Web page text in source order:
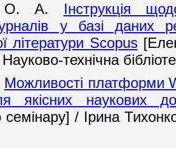
О. А. Інструкція
у базі даних
літератури Scopus
технічна
Можливості платформи
якісних наукових
семінару] / Ірина